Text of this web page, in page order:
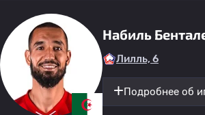
Набиль
Лилль, 6
Подробнее об